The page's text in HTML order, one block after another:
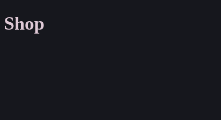
Shop